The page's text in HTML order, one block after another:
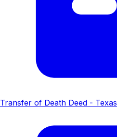
Transfer of Death Deed - Texas